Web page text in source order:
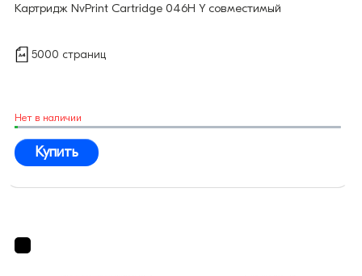
Картридж NvPrint Cartridge 046H Y совместимый
5000 страниц
Нет в наличии
Купить